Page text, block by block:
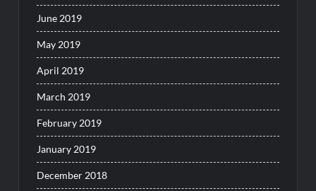
June 2019
May 2019
April 2019
March 2019
February 2019
January 2019
December 2018